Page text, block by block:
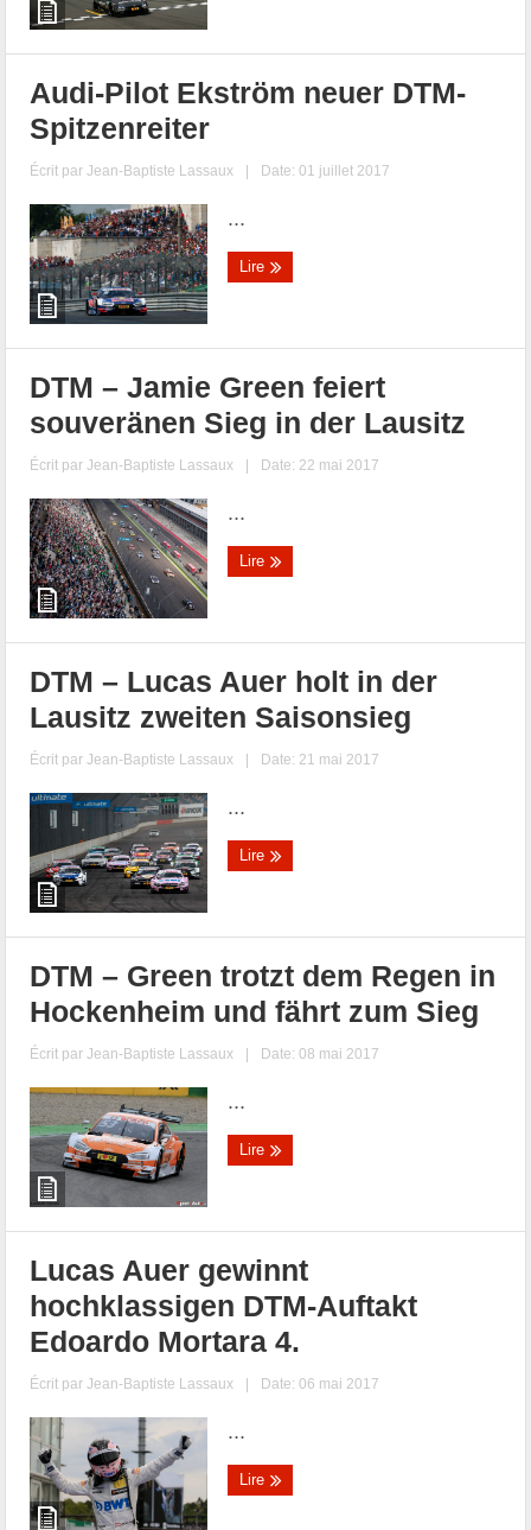
Audi-Pilot Ekström neuer DTM-
Spitzenreiter
Écrit parJean-Baptiste Lassaux | Date: 01 juillet 2017
...
Lire
DTM – Jamie Green feiert
souveränen Sieg in der Lausitz
Écrit parJean-Baptiste Lassaux | Date: 22 mai 2017
...
Lire
DTM – Lucas Auer holt in der
Lausitz zweiten Saisonsieg
Écrit parJean-Baptiste Lassaux | Date: 21 mai 2017
...
Lire
DTM – Green trotzt dem Regen in
Hockenheim und fährt zum Sieg
Écrit parJean-Baptiste Lassaux | Date: 08 mai 2017
...
Lire
Lucas Auer gewinnt
hochklassigen DTM-Auftakt
Edoardo Mortara 4.
Écrit parJean-Baptiste Lassaux | Date: 06 mai 2017
...
Lire